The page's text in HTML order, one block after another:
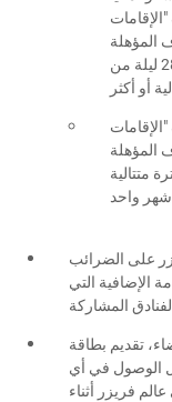
الغرف المؤهلة
المتتالية، وبالنسبة إلى "الإقامات الطويلة" هو 28 ليلة من
المؤهلة
متتالية
على الضرائب
الإضافية التي
تقديم بطاقة
الوصول في أي
فريزر أثناء